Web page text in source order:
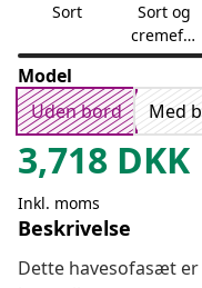
Sort
Sort og
cremefar
vet
Model
Uden bord
Med
3,718 DKK
Inkl. moms
Beskrivelse
Dette havesofasæt